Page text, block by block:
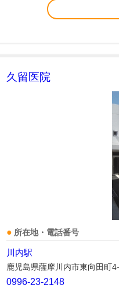
久留医院
所在地・電話番号
川内駅
鹿児島県薩摩川内市東向田町
0996-23-2148